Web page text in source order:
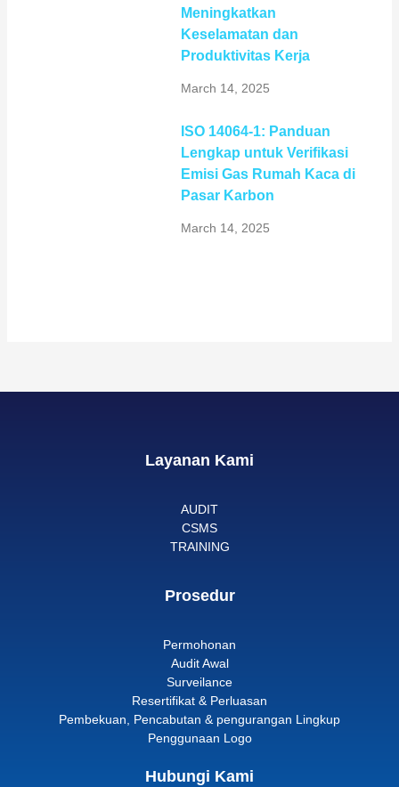
Meningkatkan
Keselamatan dan
Produktivitas Kerja
March 14, 2025
ISO 14064-1: Panduan
Lengkap untuk Verifikasi
Emisi Gas Rumah Kaca di
Pasar Karbon
March 14, 2025
Layanan Kami
AUDIT
CSMS
TRAINING
Prosedur
Permohonan
Audit Awal
Surveilance
Resertifikat & Perluasan
Pembekuan, Pencabutan & pengurangan Lingkup
Penggunaan Logo
Hubungi Kami